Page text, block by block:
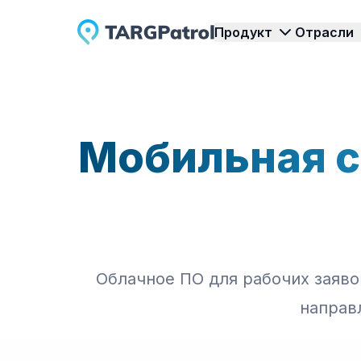
Продукт
Проводите инспекции и аудиты
эффективнее с TARGPatrol.
работу команды.
Отрасли
отчеты об инцидентах.
Управляйте уборками
персонал на
Мобильная
Облачное ПО для рабочих